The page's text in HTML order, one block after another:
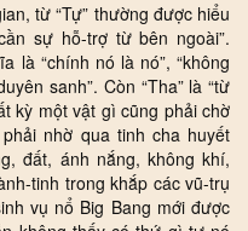
từ “Tự” thường được hiểu
sự hỗ-trợ từ bên ngoài”.
là “chính nó là nó”, “không
sanh”. Còn “Tha” là “từ
kỳ một vật gì cũng phải chờ
nhờ qua tinh cha huyết
đất, ánh nắng, không khí,
tinh trong khắp các vũ-trụ
vụ nổ Big Bang mới được